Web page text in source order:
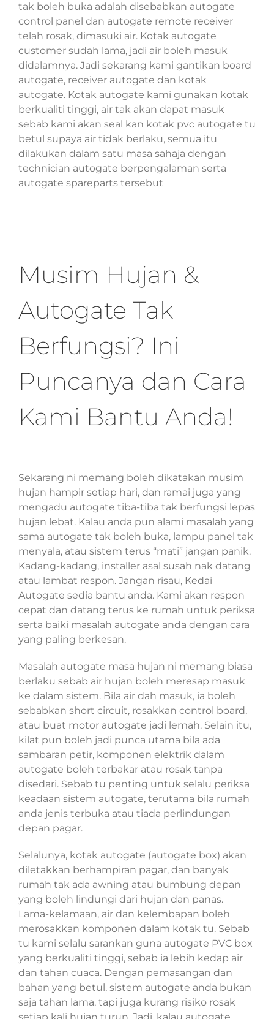
tak boleh buka adalah disebabkan autogate
control panel dan autogate remote receiver
telah rosak, dimasuki air. Kotak autogate
customer sudah lama, jadi air boleh masuk
didalamnya. Jadi sekarang kami gantikan board
autogate, receiver autogate dan kotak
autogate. Kotak autogate kami gunakan kotak
berkualiti tinggi, air tak akan dapat masuk
sebab kami akan seal kan kotak pvc autogate tu
betul supaya air tidak berlaku, semua itu
dilakukan dalam satu masa sahaja dengan
technician autogate berpengalaman serta
autogate spareparts tersebut
Musim Hujan &
Autogate Tak
Berfungsi? Ini
Puncanya dan Cara
Kami Bantu Anda!
Sekarang ni memang boleh dikatakan musim
hujan hampir setiap hari, dan ramai juga yang
mengadu autogate tiba-tiba tak berfungsi lepas
hujan lebat. Kalau anda pun alami masalah yang
sama autogate tak boleh buka, lampu panel tak
menyala, atau sistem terus “mati” jangan panik.
Kadang-kadang, installer asal susah nak datang
atau lambat respon. Jangan risau, Kedai
Autogate sedia bantu anda. Kami akan respon
cepat dan datang terus ke rumah untuk periksa
serta baiki masalah autogate anda dengan cara
yang paling berkesan.
Masalah autogate masa hujan ni memang biasa
berlaku sebab air hujan boleh meresap masuk
ke dalam sistem. Bila air dah masuk, ia boleh
sebabkan short circuit, rosakkan control board,
atau buat motor autogate jadi lemah. Selain itu,
kilat pun boleh jadi punca utama bila ada
sambaran petir, komponen elektrik dalam
autogate boleh terbakar atau rosak tanpa
disedari. Sebab tu penting untuk selalu periksa
keadaan sistem autogate, terutama bila rumah
anda jenis terbuka atau tiada perlindungan
depan pagar.
Selalunya, kotak autogate (autogate box) akan
diletakkan berhampiran pagar, dan banyak
rumah tak ada awning atau bumbung depan
yang boleh lindungi dari hujan dan panas.
Lama-kelamaan, air dan kelembapan boleh
merosakkan komponen dalam kotak tu. Sebab
tu kami selalu sarankan guna autogate PVC box
yang berkualiti tinggi, sebab ia lebih kedap air
dan tahan cuaca. Dengan pemasangan dan
bahan yang betul, sistem autogate anda bukan
saja tahan lama, tapi juga kurang risiko rosak